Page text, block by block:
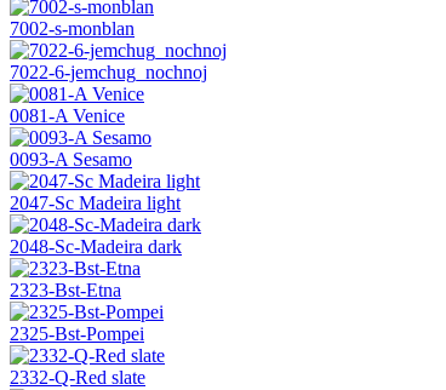
7002-s-monblan
7022-6-jemchug_nochnoj
0081-A Venice
0093-A Sesamo
2047-Sc Madeira light
2048-Sc-Madeira dark
2323-Bst-Etna
2325-Bst-Pompei
2332-Q-Red slate